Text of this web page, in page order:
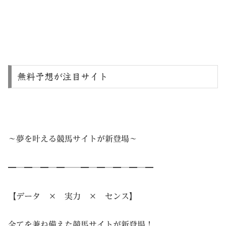
無料予想が注目サイト
～夢を叶える競馬サイトが新登場～
━─━─━─━──━─━─━─━─━
【データ × 実力 × センス】